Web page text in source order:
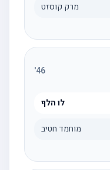
מרק קוסזט
46
'
לו הלף
מוחמד חטיב